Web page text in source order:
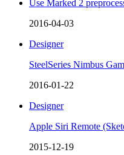
Use Marked 2
2016-04-03
Designer
SteelSeries Nimbus
2016-01-22
Designer
Apple Siri Remote
2015-12-19